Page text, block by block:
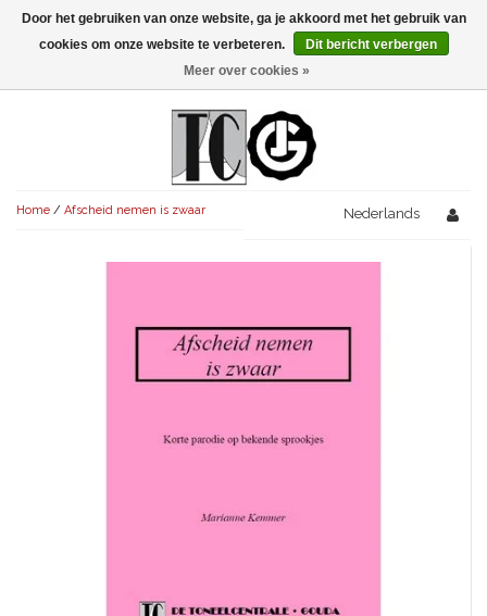
Menu
AVONDVULLEND (+75')
KORT (-30')
AVONDVULLEND (+75')
OVERIG (30'-75')
AVONDVULLEND (+75')
SPEKTAKELSTUKKEN
Home / Afscheid nemen is zwaar Nederlands
Door het gebruiken van onze website, ga je akkoord met het gebruik van
cookies om onze website te verbeteren.
Dit bericht verbergen
Meer over cookies »